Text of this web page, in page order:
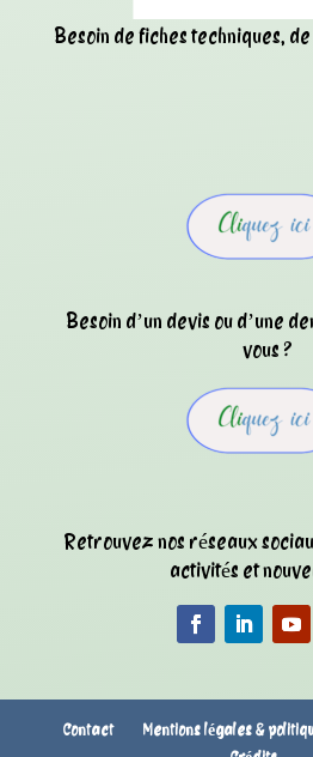
Besoin de fiches techniques,
Besoin d’un devis ou d’une
vous ?
Retrouvez nos réseaux
activités et
Contact
Mentions légales &